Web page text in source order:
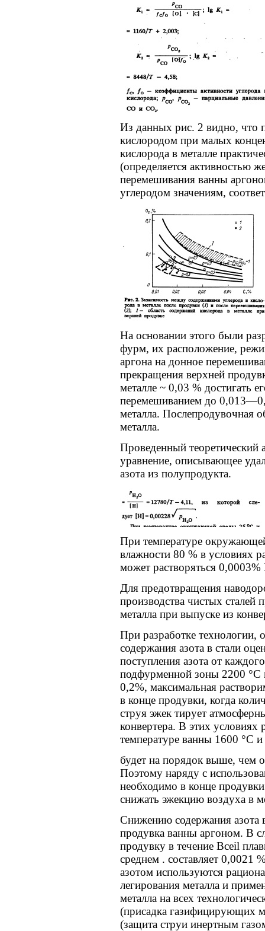
Из данных рис. 2 видно, что
кислородом при малых
кислорода в металле
(определяется активностью
перемешивания ванны
углеродом значениям,
На основании этого были
фурм, их расположение,
аргона на донное
прекращения верхней
металле ~ 0,03 % достигать
перемешиванием до
металла. Послепродувочная
металла.
Проведенный теоретический
уравнение, описывающее
азота из полупродукта.
При температуре
влажности 80 % в условиях
может растворяться
Для предотвращения
производства чистых сталей
металла при выпуске из
При разработке технологии,
содержания азота в стали
поступления азота от
подфурменной зоны 2200 °С
0,2%, максимальная
в конце продувки, когда
струя эжек тирует
конвертера. В этих условиях
температуре ванны 1600 °С
будет на порядок выше, чем
Поэтому наряду с
необходимо в конце
снижать эжекцию воздуха в
Снижению содержания азота
продувка ванны аргоном. В
продувку в течение Bceil
среднем . составляет 0,0021
азотом используются
легирования металла и
металла на всех
(присадка газифицирующих
(защита струи инертным